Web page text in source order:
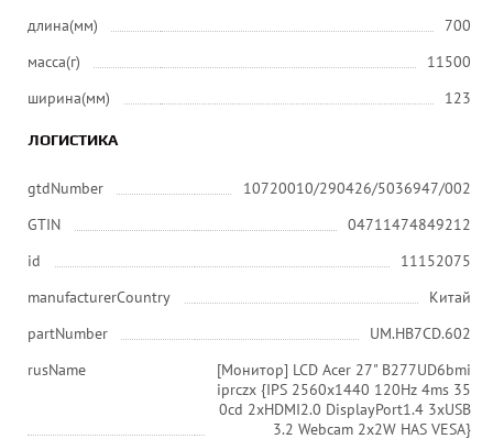
длина(мм)
700
масса(г)
11500
ширина(мм)
123
ЛОГИСТИКА
gtdNumber
10720010/290426/5036947/002
GTIN
04711474849212
id
11152075
manufacturerCountry
Китай
partNumber
UM.HB7CD.602
rusName
[Монитор] LCD Acer 27" B277UD6bmi
iprczx {IPS 2560x1440 120Hz 4ms 35
0cd 2xHDMI2.0 DisplayPort1.4 3xUSB
3.2 Webcam 2x2W HAS VESA}